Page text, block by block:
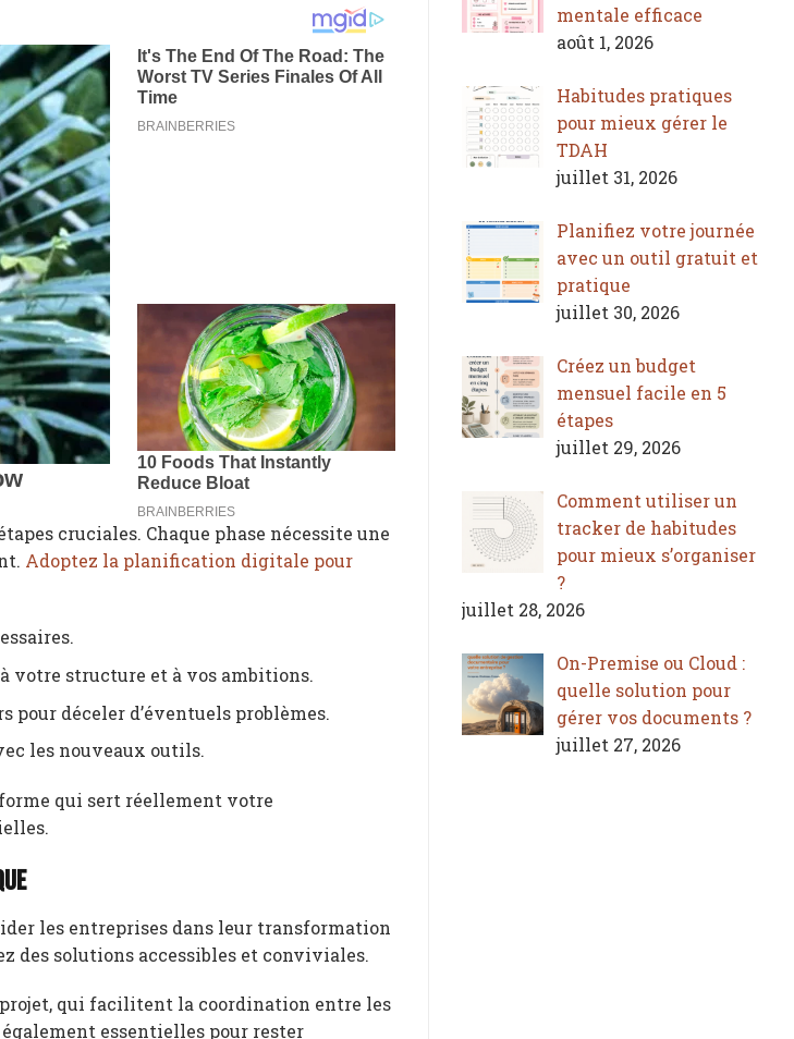
cruciales. Chaque phase nécessite une
Adoptez la planification digitale pour
votre structure et à vos ambitions.
pour déceler d’éventuels problèmes.
les nouveaux outils.
qui sert réellement votre
les entreprises dans leur transformation
des solutions accessibles et conviviales.
qui facilitent la coordination entre les
essentielles pour rester
mentale efficace
août 1, 2026
Habitudes pratiques
pour mieux gérer le
TDAH
juillet 31, 2026
Planifiez votre journée
avec un outil gratuit et
pratique
juillet 30, 2026
Créez un budget
mensuel facile en 5
étapes
juillet 29, 2026
Comment utiliser un
tracker de habitudes
pour mieux s’organiser
?
juillet 28, 2026
On-Premise ou Cloud :
quelle solution pour
gérer vos documents ?
juillet 27, 2026